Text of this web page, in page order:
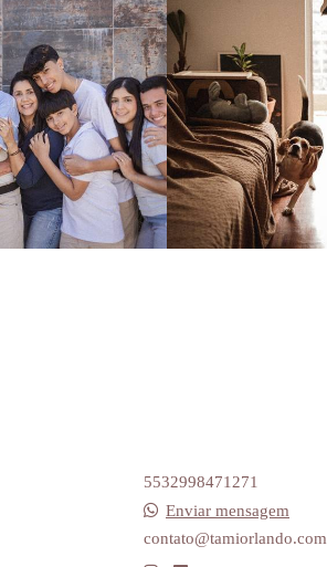
0
5532998471271
Enviar mensagem
contato@tamiorlando.com